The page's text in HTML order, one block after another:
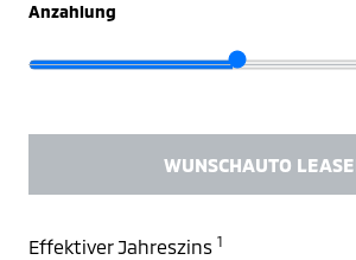
Anzahlung
WUNSCHAUTO
Effektiver Jahreszins 1